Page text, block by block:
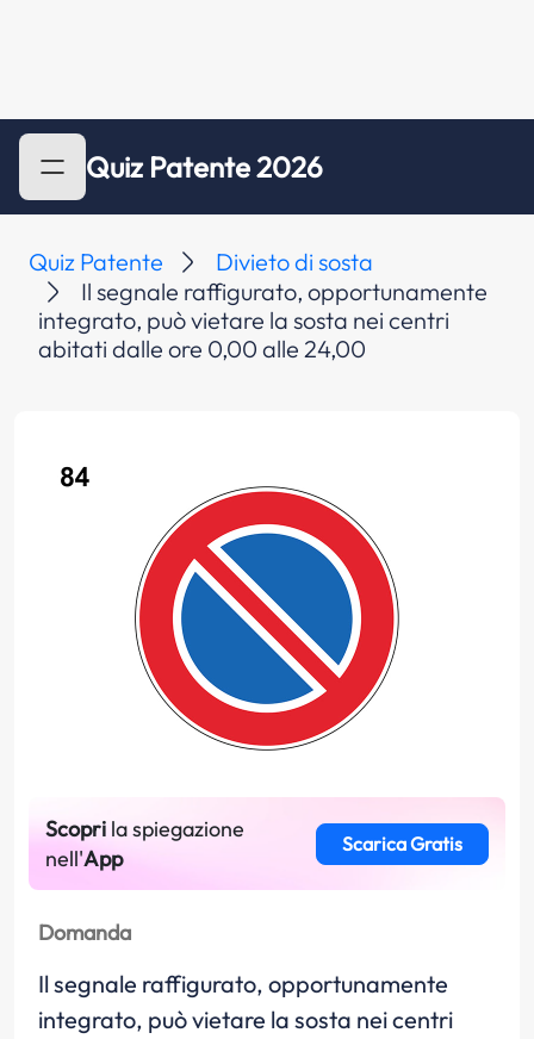
Quiz Patente 2026
Quiz Patente
Divieto di sosta
Il segnale raffigurato, opportunamente
integrato, può vietare la sosta nei centri
abitati dalle ore 0,00 alle 24,00
Scopri la spiegazione
nell'App
Scarica Gratis
Domanda
Il segnale raffigurato, opportunamente
integrato, può vietare la sosta nei centri